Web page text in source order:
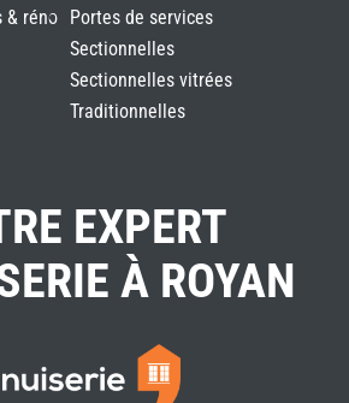
& réno
Portes de services
Sectionnelles
Sectionnelles vitrées
Traditionnelles
EXPERT
À ROYAN